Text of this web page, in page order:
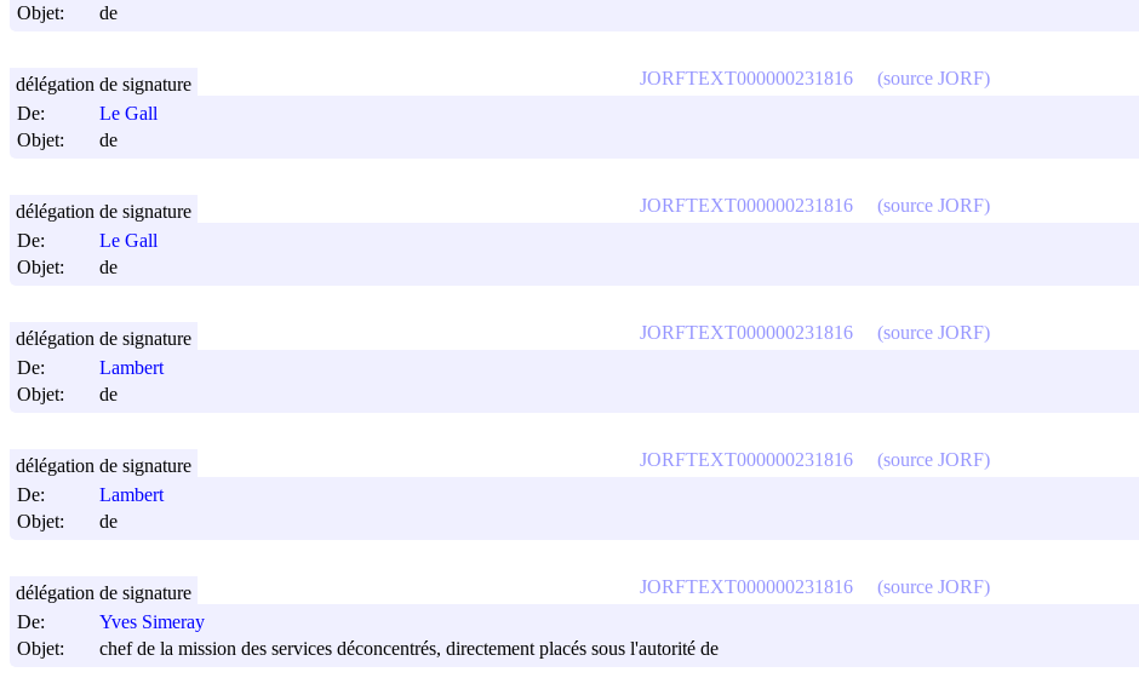
Objet:
de
De:
Le Gall
Objet:
de
JORFTEXT000000231816 (source JORF)
délégation de signature
De:
Le Gall
Objet:
de
JORFTEXT000000231816 (source JORF)
délégation de signature
De:
Lambert
Objet:
de
JORFTEXT000000231816 (source JORF)
délégation de signature
De:
Lambert
Objet:
de
JORFTEXT000000231816 (source JORF)
délégation de signature
De:
Yves Simeray
Objet:
chef de la mission des services déconcentrés, directement placés sous l'autorité de
JORFTEXT000000231816 (source JORF)
délégation de signature